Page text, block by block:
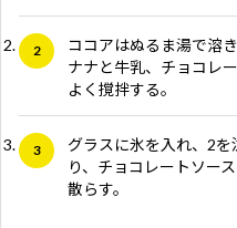
ココアはぬるま湯で溶
ナナと牛乳、チョコレ
よく撹拌する。
グラスに氷を入れ、2
り、チョコレートソー
散らす。